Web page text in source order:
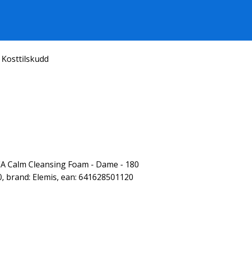
Kosttilskudd
Calm Cleansing Foam - Dame - 180
brand: Elemis, ean: 641628501120